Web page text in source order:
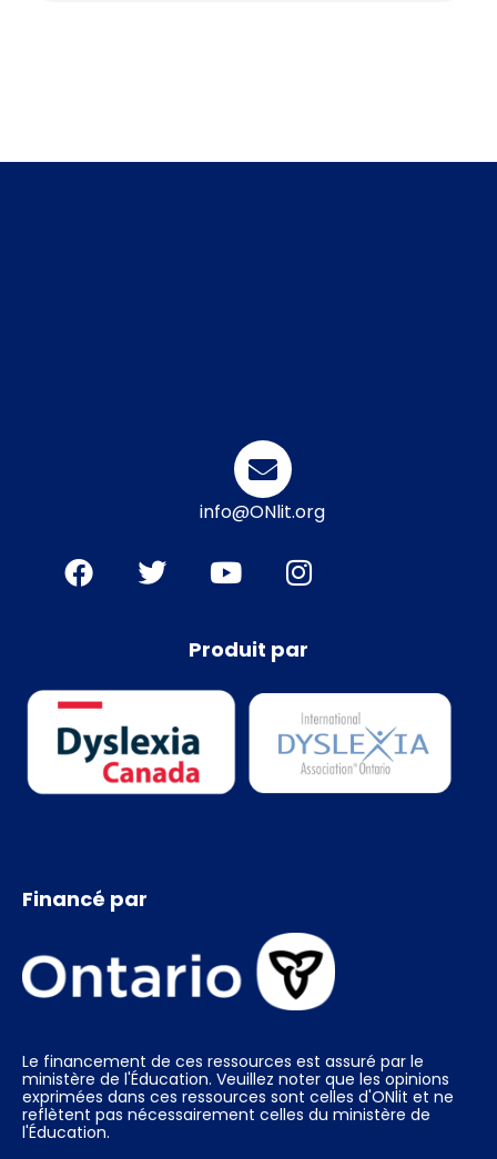
info@ONlit.org
Produit par
Financé par
Le financement de ces ressources est assuré par le
ministère de l'Éducation. Veuillez noter que les opinions
exprimées dans ces ressources sont celles d'ONlit et ne
reflètent pas nécessairement celles du ministère de
l'Éducation.